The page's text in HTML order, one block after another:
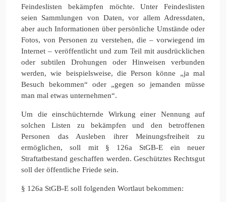
Feindeslisten bekämpfen möchte. Unter Feindeslisten
seien Sammlungen von Daten, vor allem Adressdaten,
aber auch Informationen über persönliche Umstände oder
Fotos, von Personen zu verstehen, die – vorwiegend im
Internet – veröffentlicht und zum Teil mit ausdrücklichen
oder subtilen Drohungen oder Hinweisen verbunden
werden, wie beispielsweise, die Person könne „ja mal
Besuch bekommen“ oder „gegen so jemanden müsse
man mal etwas unternehmen“.
Um die einschüchternde Wirkung einer Nennung auf
solchen Listen zu bekämpfen und den betroffenen
Personen das Ausleben ihrer Meinungsfreiheit zu
ermöglichen, soll mit § 126a StGB-E ein neuer
Straftatbestand geschaffen werden. Geschütztes Rechtsgut
soll der öffentliche Friede sein.
§ 126a StGB-E soll folgenden Wortlaut bekommen: